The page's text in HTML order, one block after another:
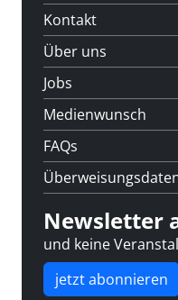
Kontakt
Über uns
Jobs
Medienwunsch
FAQs
Newsletter
und keine
jetzt abonnieren